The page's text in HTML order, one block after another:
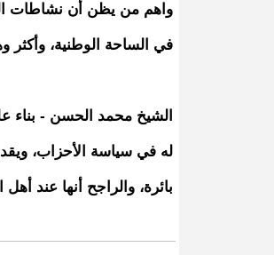
واهم من يظن أن نشاطات
في الساحة الوطنية،
الشيخ محمد الحسن - بناء
له في سياسة الأحزاب،
بائرة، والراجح أنها عند